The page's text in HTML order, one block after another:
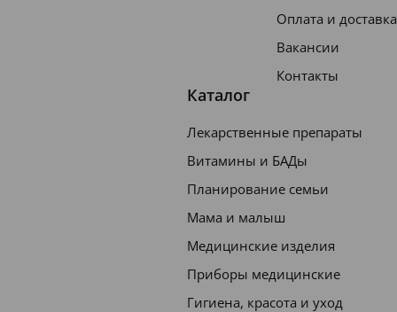
Оплата и доставка
Вакансии
Контакты
Каталог
Лекарственные препараты
Витамины и БАДы
Планирование семьи
Мама и малыш
Медицинские изделия
Приборы медицинские
Гигиена, красота и уход